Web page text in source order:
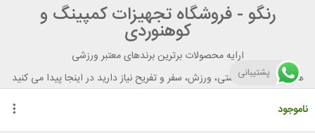
ناموجود
رنگو - فروشگاه تجهیزات کمپینگ و
کوهنوردی
ارایه محصولات برترین برندهای معتبر ورزشی
هر آنچه برای تندرستی، ورزش، سفر و تفریح نیاز دارید در اینجا پیدا می کنید
پشتیبانی